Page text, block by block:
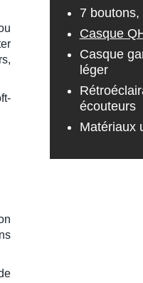
7
Casque
Casque
léger
écouteurs
Matériaux